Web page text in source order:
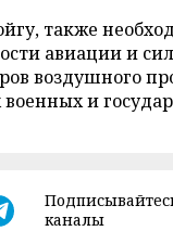
также
авиации и
воздушного
и
каналы